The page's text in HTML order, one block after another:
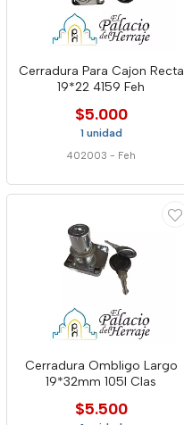
Cerradura Para Cajon Recta
19*22 4159 Feh
$5.000
1 unidad
402003 - Feh
Cerradura Ombligo Largo
19*32mm 105l Clas
$5.500